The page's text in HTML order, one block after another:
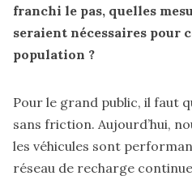
franchi le pas, quelles
seraient nécessaires pour
population ?
Pour le grand public, il faut
sans friction. Aujourd’hui,
les véhicules sont
réseau de recharge